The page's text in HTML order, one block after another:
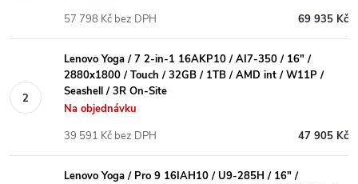
69 935 Kč
57 798 Kč bez DPH
Lenovo Yoga / 7 2-in-1 16AKP10 / AI7-350 / 16" /
2880x1800 / Touch / 32GB / 1TB / AMD int / W11P /
Seashell / 3R On-Site
Na objednávku
47 905 Kč
39 591 Kč bez DPH
Lenovo Yoga / Pro 9 16IAH10 / U9-285H / 16" /